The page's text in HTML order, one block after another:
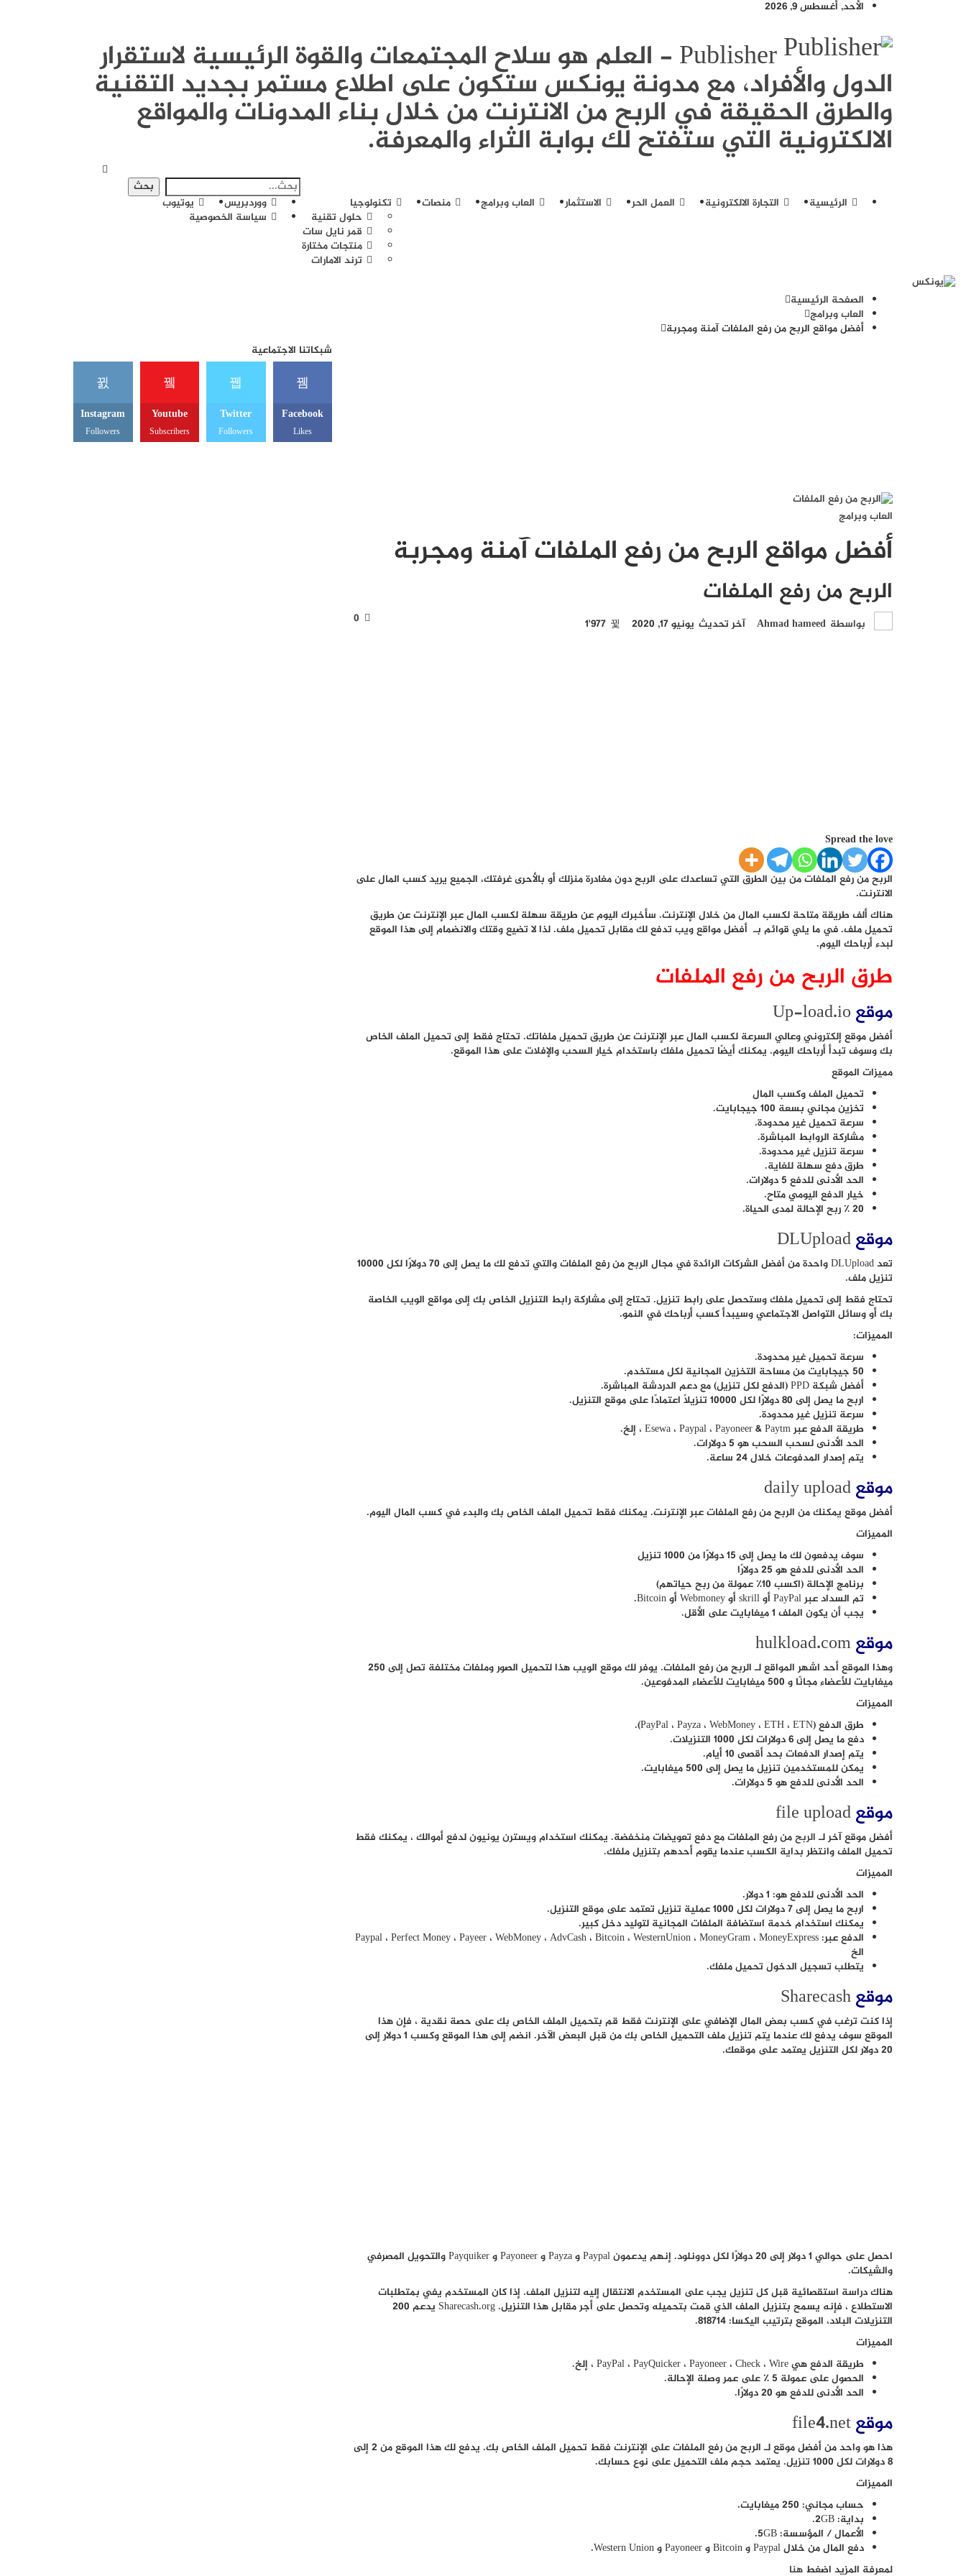
الأحد, أغسطس 9, 2026
Publisher - العلم هو سلاح المجتمعات والقوة الرئيسية لاستقرار
الدول والأفراد، مع مدونة يونكس ستكون على اطلاع مستمر بجديد التقنية
والطرق الحقيقة في الربح من الانترنت من خلال بناء المدونات والمواقع
الالكترونية التي ستفتح لك بوابة الثراء والمعرفة.
الرئيسية التجارة الالكترونية العمل الحر الاستثمار العاب وبرامج منصات
تكنولوجيا
حلول تقنية
قمر نايل سات
منتجات مختارة
ترند الامارات
ووردبريس
يوتيوب
سياسة الخصوصية
الصفحة الرئيسية
العاب وبرامج
أفضل مواقع الربح من رفع الملفات آمنة ومجربة
العاب وبرامج
أفضل مواقع الربح من رفع الملفات آمنة ومجربة
الربح من رفع الملفات
بواسطة Ahmad hameed آخر تحديث يونيو 17, 2020
Spread the love
الربح من رفع الملفات من بين الطرق التي تساعدك على الربح دون مغادرة منزلك أو بالأحرى غرفتك، الجميع يريد كسب المال على
الانترنت.
هناك ألف طريقة متاحة لكسب المال من خلال الإنترنت. سأخبرك اليوم عن طريقة سهلة لكسب المال عبر الإنترنت عن طريق
تحميل ملف. في ما يلي قوائم بـ أفضل مواقع ويب تدفع لك مقابل تحميل ملف. لذا لا تضيع وقتك والانضمام إلى هذا الموقع
لبدء أرباحك اليوم.
طرق الربح من رفع الملفات
موقع Up-load.io
أفضل موقع إلكتروني وعالي السرعة لكسب المال عبر الإنترنت عن طريق تحميل ملفاتك. تحتاج فقط إلى تحميل الملف الخاص
بك وسوف تبدأ أرباحك اليوم. يمكنك أيضًا تحميل ملفك باستخدام خيار السحب والإفلات على هذا الموقع.
مميزات الموقع
تحميل الملف وكسب المال
تخزين مجاني بسعة 100 جيجابايت.
سرعة تحميل غير محدودة.
مشاركة الروابط المباشرة.
سرعة تنزيل غير محدودة.
طرق دفع سهلة للغاية.
الحد الأدنى للدفع 5 دولارات.
خيار الدفع اليومي متاح.
20 ٪ ربح الإحالة لمدى الحياة.
موقعDLUpload
تعد DLUpload واحدة من أفضل الشركات الرائدة في مجال الربح من رفع الملفات والتي تدفع لك ما يصل إلى 70 دولارًا لكل 10000
تنزيل ملف.
تحتاج فقط إلى تحميل ملفك وستحصل على رابط تنزيل. تحتاج إلى مشاركة رابط التنزيل الخاص بك إلى مواقع الويب الخاصة
بك أو وسائل التواصل الاجتماعي وسيبدأ كسب أرباحك في النمو.
المميزات:
سرعة تحميل غير محدودة.
50 جيجابايت من مساحة التخزين المجانية لكل مستخدم.
أفضل شبكة PPD (الدفع لكل تنزيل) مع دعم الدردشة المباشرة.
اربح ما يصل إلى 80 دولارًا لكل 10000 تنزيلًا اعتمادًا على موقع التنزيل.
سرعة تنزيل غير محدودة.
طريقة الدفع عبر Esewa ، Paypal ، Payoneer & Paytm ، إلخ.
الحد الأدنى لسحب السحب هو 5 دولارات.
يتم إصدار المدفوعات خلال 24 ساعة.
موقع
أفضل موقع يمكنك من الربح من رفع الملفات عبر الإنترنت. يمكنك فقط تحميل الملف الخاص بك والبدء في كسب المال اليوم.
المميزات
سوف يدفعون لك ما يصل إلى 15 دولارًا من 1000 تنزيل
الحد الأدنى للدفع هو 25 دولارًا
برنامج الإحالة (اكسب 10٪ عمولة من ربح حياتهم)
تم السداد عبر PayPal أو skrill أو Webmoney أو Bitcoin.
يجب أن يكون الملف 1 ميغابايت على الأقل.
موقعhulkload.com
وهذا الموقع أحد اشهر المواقع لـ الربح من رفع الملفات. يوفر لك موقع الويب هذا لتحميل الصور وملفات مختلفة تصل إلى 250
ميغابايت للأعضاء مجانًا و 500 ميغابايت للأعضاء المدفوعين.
المميزات
طرق الدفع (PayPal ، Payza ، WebMoney ، ETH ، ETN).
دفع ما يصل إلى 6 دولارات لكل 1000 التنزيلات.
يتم إصدار الدفعات بحد أقصى 10 أيام.
يمكن للمستخدمين تنزيل ما يصل إلى 500 ميغابايت.
الحد الأدنى للدفع هو 5 دولارات.
موقعfile upload
أفضل موقع آخر لـالربحمن رفع الملفات مع دفع تعويضات منخفضة. يمكنك استخدام ويسترن يونيون لدفع أموالك ، يمكنك فقط
تحميل الملف وانتظر بداية الكسب عندما يقوم أحدهم بتنزيل ملفك.
المميزات
الحد الأدنى للدفع هو: 1 دولار.
اربح ما يصل إلى 7 دولارات لكل 1000 عملية تنزيل تعتمد على موقع التنزيل.
يمكنك استخدام خدمة استضافة الملفات المجانية لتوليد دخل كبير.
الدفع عبر: Paypal ، Perfect Money ، Payeer ، WebMoney ، AdvCash ، Bitcoin ، WesternUnion ، MoneyGram ، MoneyExpress
الخ
يتطلب تسجيل الدخول تحميل ملفك.
موقعSharecash
إذا كنت ترغب في كسب بعض المال الإضافي على الإنترنت فقط قم بتحميل الملف الخاص بك على حصة نقدية ، فإن هذا
الموقع سوف يدفع لك عندما يتم تنزيل ملف التحميل الخاص بك من قبل البعض الآخر. انضم إلى هذا الموقع وكسب 1 دولار إلى
20 دولار لكل التنزيل يعتمد على موقعك.
احصل على حوالي 1 دولار إلى 20 دولارًا لكل دوونلود. إنهم يدعمون Paypal و Payza و Payoneer و Payquiker والتحويل المصرفي
والشيكات.
هناك دراسة استقصائية قبل كل تنزيل يجب على المستخدم الانتقال إليه لتنزيل الملف. إذا كان المستخدم يفي بمتطلبات
الاستطلاع ، فإنه يسمح بتنزيل الملف الذي قمت بتحميله وتحصل على أجر مقابل هذا التنزيل. Sharecash.org يدعم 200
التنزيلات البلاد، الموقع بترتيب اليكسا: 818714.
المميزات
طريقة الدفع هي PayPal ، PayQuicker ، Payoneer ، Check ، Wire ، إلخ.
الحصول على عمولة 5 ٪ على عمر وصلة الإحالة.
الحد الأدنى للدفع هو 20 دولارًا.
موقعfile4.net
هذا هو واحد من أفضل موقع لـ الربح من رفع الملفات على الإنترنت فقط تحميل الملف الخاص بك. يدفع لك هذا الموقع من 2 إلى
8 دولارات لكل 1000 تنزيل. يعتمد حجم ملف التحميل على نوع حسابك.
المميزات
حساب مجاني: 250 ميغابايت.
بداية: 2GB.
الأعمال / المؤسسة: 5GB.
دفع المال من خلال Paypal و Bitcoin و Payoneer و Western Union.
لمعرفة المزيد اضغط هنا
شبكاتنا الاجتماعية
Facebook
Likes
Twitter
Followers
Youtube
Subscribers
Instagram
Followers